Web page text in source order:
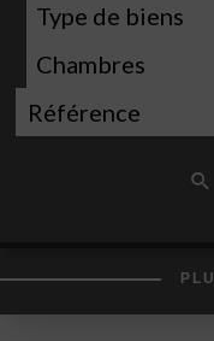
Type de biens
Chambres